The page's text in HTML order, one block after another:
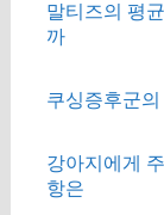
말티즈의 평
까
쿠싱증후군
강아지에게
항은